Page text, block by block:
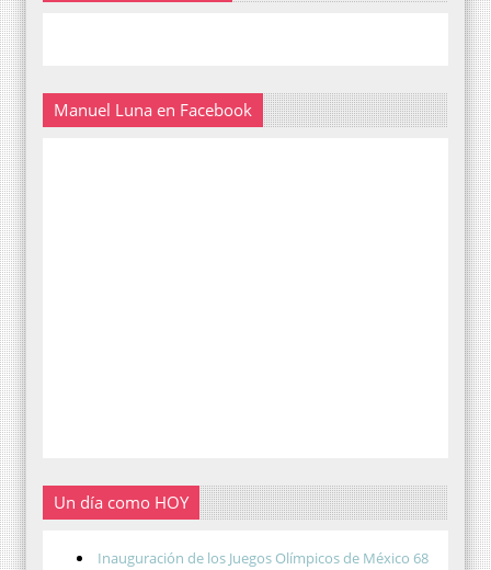
Manuel Luna en Facebook
Un día como HOY
Inauguración de los Juegos Olímpicos de México 68